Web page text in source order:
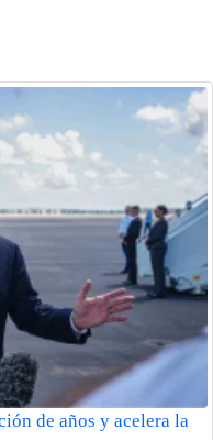
de años y acelera la